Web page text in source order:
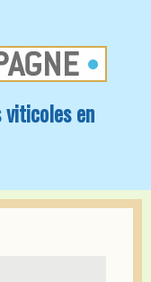
viticoles en